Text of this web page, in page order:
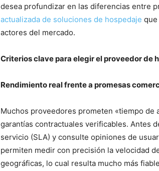
desea profundizar en las diferencias entre
actualizada de soluciones de hospedaje
actores del mercado.
Criterios clave para elegir el proveedor de
Rendimiento real frente a promesas
Muchos proveedores prometen «tiempo de
garantías contractuales verificables. Antes
servicio (SLA) y consulte opiniones de
permiten medir con precisión la velocidad
geográficas, lo cual resulta mucho más